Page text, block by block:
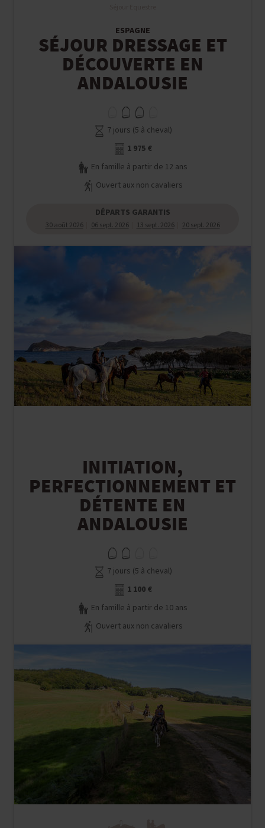
ESPAGNE
SÉJOUR DRESSAGE ET
DÉCOUVERTE EN
ANDALOUSIE
7 jours (5 à cheval)
1 975 €
En famille à partir de 12 ans
Ouvert aux non cavaliers
DÉPARTS GARANTIS
30 août 2026 06 sept. 2026 13 sept. 2026 20 sept. 2026
INITIATION,
PERFECTIONNEMENT ET
DÉTENTE EN
ANDALOUSIE
7 jours (5 à cheval)
1 100 €
En famille à partir de 10 ans
Ouvert aux non cavaliers